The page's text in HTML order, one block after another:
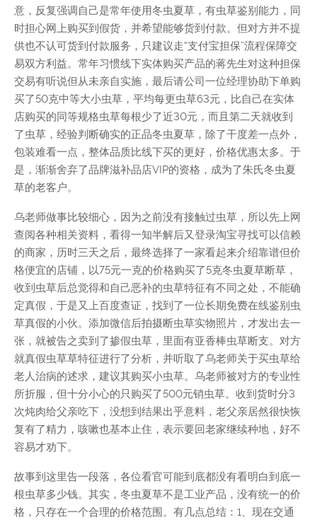
意，反复强调自己是常年使用冬虫夏草，有虫草鉴别能力，同
时担心网上购买到假货，并希望能够货到付款。但对方并不提
供也不认可货到付款服务，只建议走“支付宝担保”流程保障交
易双方利益。常年习惯线下实体购买产品的蒋先生对这种担保
交易有听说但从未亲自实施，最后请公司一位经理协助下单购
买了50克中等大小虫草，平均每更虫草63元，比自己在实体
店购买的同等规格虫草每根少了近30元，而且第二天就收到
了虫草，经验判断确实的正品冬虫夏草，除了干度差一点外，
包装难看一点，整体品质比线下买的更好，价格优惠太多。于
是，渐渐舍弃了品牌滋补品店VIP的资格，成为了朱氏冬虫夏
草的老客户。
乌老师做事比较细心，因为之前没有接触过虫草，所以先上网
查阅各种相关资料，看得一知半解后又登录淘宝寻找可以信赖
的商家，历时三天之后，最终选择了一家看起来介绍靠谱但价
格便宜的店铺，以75元一克的价格购买了5克冬虫夏草断草，
收到虫草后总觉得和自己恶补的虫草特征有不同之处，不能确
定真假，于是又上百度查证，找到了一位长期免费在线鉴别虫
草真假的小伙。添加微信后拍摄断虫草实物照片，才发出去一
张，就被告之卖到了掺假虫草，里面有亚香棒虫草断支。对方
就真假虫草草特征进行了分析，并听取了乌老师关于买虫草给
老人治病的述求，建议其购买小虫草。乌老师被对方的专业性
所折服，但十分小心的只购买了500元销虫草。收到货时分3
次炖肉给父亲吃下，没想到结果出乎意料，老父亲居然很快恢
复有了精力，咳嗽也基本止住，表示要回老家继续种地，好不
容易才劝下。
故事到这里告一段落，各位看官可能到底都没有看明白到底一
根虫草多少钱。其实，冬虫夏草不是工业产品，没有统一的价
格，只存在一个合理的价格范围。有几点总结：1、现在交通